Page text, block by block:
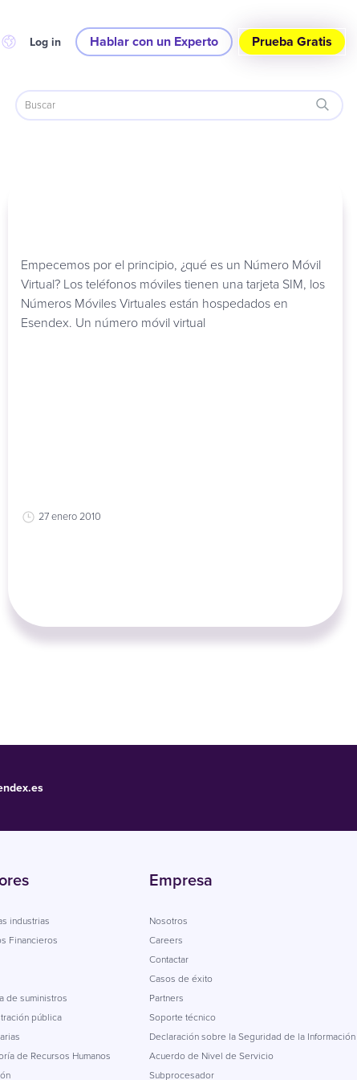
Log in Hablar con un Experto Prueba Gratis
Empecemos por el principio, ¿qué es un Número Móvil
Virtual? Los teléfonos móviles tienen una tarjeta SIM, los
Números Móviles Virtuales están hospedados en
Esendex. Un número móvil virtual
27 enero 2010
industrias
Financieros
de suministros
pública
de Recursos Humanos
Empresa
Nosotros
Careers
Contactar
Casos de éxito
Partners
Soporte técnico
Declaración sobre la Seguridad de la Información
Acuerdo de Nivel de Servicio
Subprocesador